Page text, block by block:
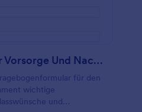
Testamentarischer Vorsorge Und Nachlassfragebogen
für den
wichtige
und